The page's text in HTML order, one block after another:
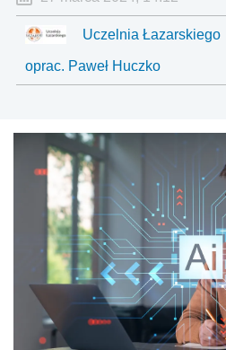
Uczelnia Łazarskiego
oprac. Paweł Huczko